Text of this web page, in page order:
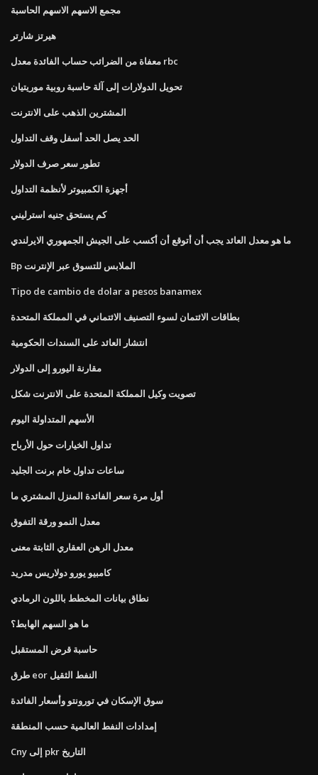
مجمع الاسهم الاسهم الحاسبة
هيرتز شارتر
معفاة من الضرائب حساب الفائدة معدل rbc
تحويل الدولارات إلى آلة حاسبة روبية موريتيان
المشترين الذهب على الانترنت
الحد يصل الحد أسفل وقف التداول
تطور سعر صرف الدولار
أجهزة الكمبيوتر لأنظمة التداول
كم يستحق جنيه استرليني
ما هو معدل العائد يجب أن أتوقع أن أكسب على الجيش الجمهوري الايرلندي
Bp الملابس للتسوق عبر الإنترنت
Tipo de cambio de dolar a pesos banamex
بطاقات الائتمان لسوء التصنيف الائتماني في المملكة المتحدة
انتشار العائد على السندات الحكومية
مقارنة اليورو إلى الدولار
تصويت وكيل المملكة المتحدة على الانترنت شكل
الأسهم المتداولة اليوم
تداول الخيارات حول الأرباح
ساعات تداول خام برنت الجليد
أول مرة سعر الفائدة المنزل المشتري ما
معدل النمو ورقة التفوق
معدل الرهن العقاري الثابتة معنى
كامبيو يورو دولاريس مدريد
نطاق بيانات المخطط باللون الرمادي
ما هو السهم الهابط؟
حاسبة قرض المستقبل
طرق eor النفط الثقيل
سوق الإسكان في تورونتو وأسعار الفائدة
إمدادات النفط العالمية حسب المنطقة
Cny إلى pkr التاريخ